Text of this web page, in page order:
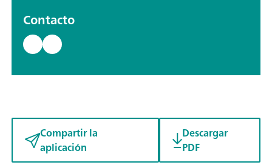
Contacto
Compartir la
aplicación
Descargar
PDF